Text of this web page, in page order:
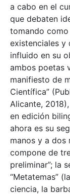
a cabo en el
que debaten
tomando
existenciales y
influido en su
ambos poetas
manifiesto de
Científica”
Alicante,
en edición
ahora es su
manos y a dos
compone de
preliminar”; la
“Metatemas”
ciencia, la